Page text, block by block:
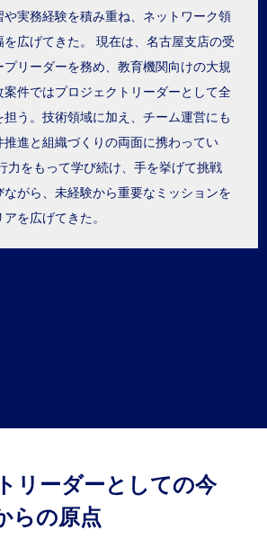
採用資料
や実務経験を積み重ね、ネットワーク領
広げてきた。 現在は、名古屋支店の受
リーダーを務め、教育機関向けの大規
件ではプロジェクトリーダーとして全
う。技術領域に加え、チーム運営にも
推進と組織づくりの両面に携わってい
力をもって学び続け、手を挙げて挑戦
ながら、未経験から重要なミッションを
を広げてきた。
リーダーとしての今
らの原点